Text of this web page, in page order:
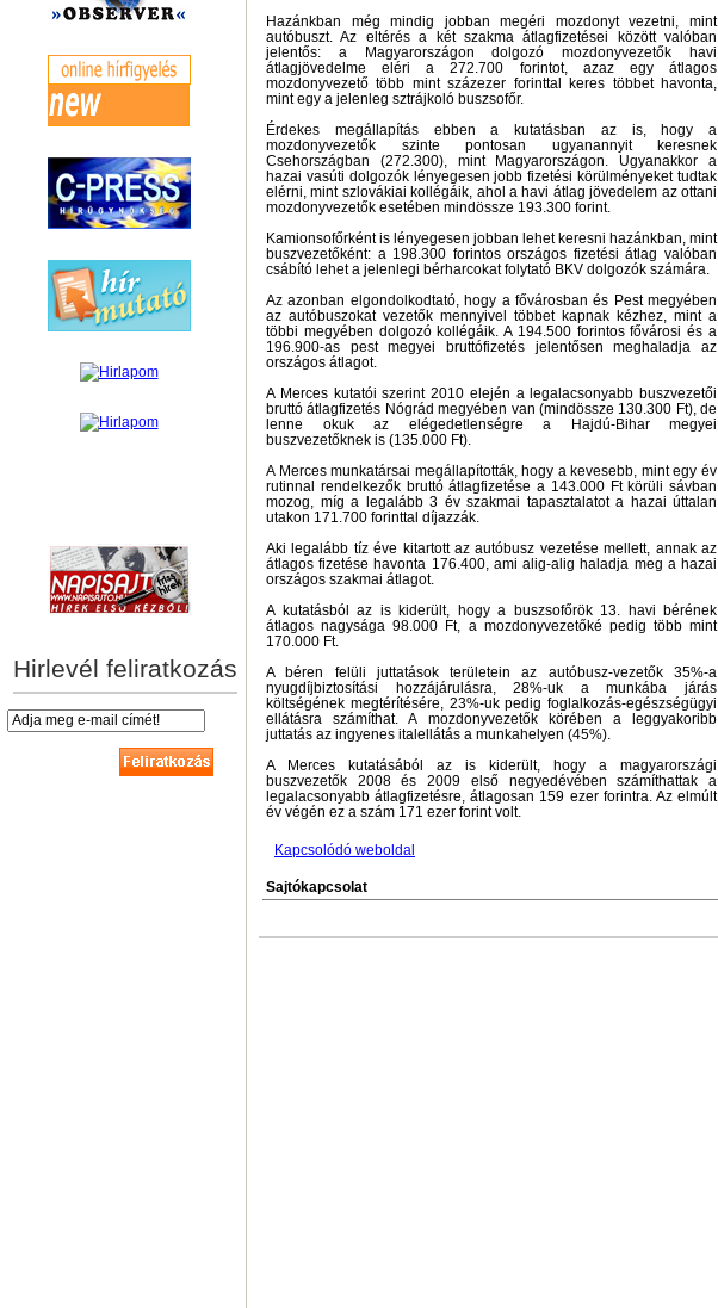
Hirlevél feliratkozás
Hazánkban még mindig jobban megéri mozdonyt vezetni, mint
autóbuszt. Az eltérés a két szakma átlagfizetései között valóban
jelentős: a Magyarországon dolgozó mozdonyvezetők havi
átlagjövedelme eléri a 272.700 forintot, azaz egy átlagos
mozdonyvezető több mint százezer forinttal keres többet havonta,
mint egy a jelenleg sztrájkoló buszsofőr.
Érdekes megállapítás ebben a kutatásban az is, hogy a
mozdonyvezetők szinte pontosan ugyanannyit keresnek
Csehországban (272.300), mint Magyarországon. Ugyanakkor a
hazai vasúti dolgozók lényegesen jobb fizetési körülményeket tudtak
elérni, mint szlovákiai kollégáik, ahol a havi átlag jövedelem az ottani
mozdonyvezetők esetében mindössze 193.300 forint.
Kamionsofőrként is lényegesen jobban lehet keresni hazánkban, mint
buszvezetőként: a 198.300 forintos országos fizetési átlag valóban
csábító lehet a jelenlegi bérharcokat folytató BKV dolgozók számára.
Az azonban elgondolkodtató, hogy a fővárosban és Pest megyében
az autóbuszokat vezetők mennyivel többet kapnak kézhez, mint a
többi megyében dolgozó kollégáik. A 194.500 forintos fővárosi és a
196.900-as pest megyei bruttófizetés jelentősen meghaladja az
országos átlagot.
A Merces kutatói szerint 2010 elején a legalacsonyabb buszvezetői
bruttó átlagfizetés Nógrád megyében van (mindössze 130.300 Ft), de
lenne okuk az elégedetlenségre a Hajdú-Bihar megyei
buszvezetőknek is (135.000 Ft).
A Merces munkatársai megállapították, hogy a kevesebb, mint egy év
rutinnal rendelkezők bruttó átlagfizetése a 143.000 Ft körüli sávban
mozog, míg a legalább 3 év szakmai tapasztalatot a hazai úttalan
utakon 171.700 forinttal díjazzák.
Aki legalább tíz éve kitartott az autóbusz vezetése mellett, annak az
átlagos fizetése havonta 176.400, ami alig-alig haladja meg a hazai
országos szakmai átlagot.
A kutatásból az is kiderült, hogy a buszsofőrök 13. havi bérének
átlagos nagysága 98.000 Ft, a mozdonyvezetőké pedig több mint
170.000 Ft.
A béren felüli juttatások területein az autóbusz-vezetők 35%-a
nyugdíjbiztosítási hozzájárulásra, 28%-uk a munkába járás
költségének megtérítésére, 23%-uk pedig foglalkozás-egészségügyi
ellátásra számíthat. A mozdonyvezetők körében a leggyakoribb
juttatás az ingyenes italellátás a munkahelyen (45%).
A Merces kutatásából az is kiderült, hogy a magyarországi
buszvezetők 2008 és 2009 első negyedévében számíthattak a
legalacsonyabb átlagfizetésre, átlagosan 159 ezer forintra. Az elmúlt
év végén ez a szám 171 ezer forint volt.
Kapcsolódó weboldal
Sajtókapcsolat